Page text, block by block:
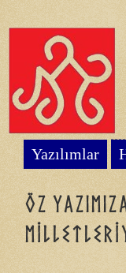
Yazılımlar
Öz